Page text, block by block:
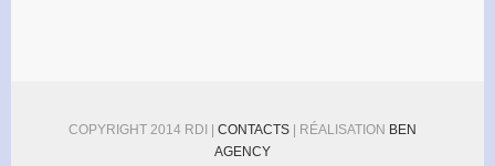
COPYRIGHT 2014 RDI | CONTACTS | RÉALISATION BEN
AGENCY